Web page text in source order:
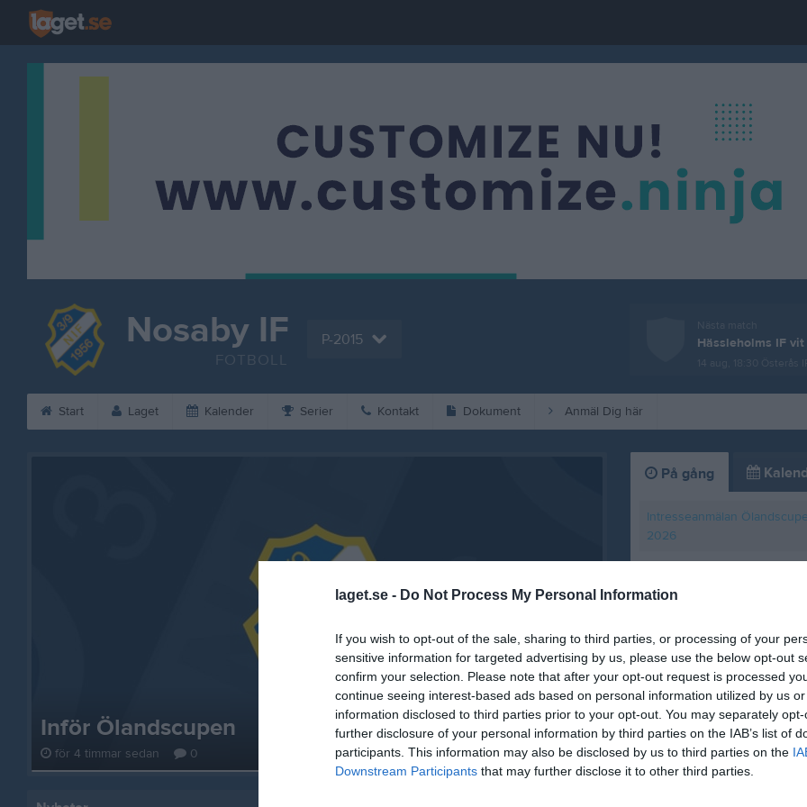
laget.se - Do Not Process My Personal Information
If you wish to opt-out of the sale, sharing to third parties, or processing of your
sensitive information for targeted advertising by us, please use the below opt-out
confirm your selection. Please note that after your opt-out request is processed
continue seeing interest-based ads based on personal information utilized by us
information disclosed to third parties prior to your opt-out. You may separately
further disclosure of your personal information by third parties on the IAB’s list of
participants. This information may also be disclosed by us to third parties on the
Downstream Participants that may further disclose it to other third parties.
Nosaby IF
FOTBOLL
P-2015
Nästa match
Hässleholms IF vit
14 aug, 18:30 Österås
Start Laget Kalender Serier Kontakt Dokument Anmäl Dig här
Inför Ölandscupen
för 4 timmar sedan 0
Lagindelning
15 jul 0
På gång
Intresseanmälan
2026
Träning
Hässleholms IF vit (borta)
Rinken FC svart (borta)